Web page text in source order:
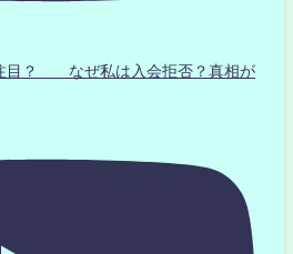
目？ なぜ私は入会拒否？真相が